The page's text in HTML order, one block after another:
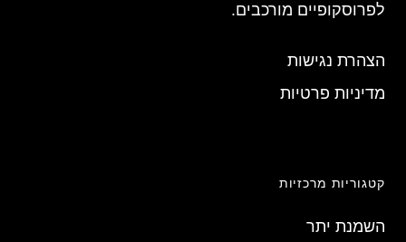
לפרוסקופיים מורכבים.
הצהרת נגישות
מדיניות פרטיות
קטגוריות מרכזיות
השמנת יתר